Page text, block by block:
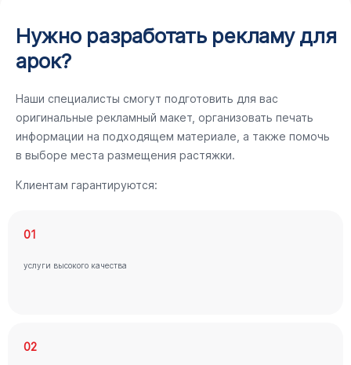
Нужно разработать рекламу для
арок?
Наши специалисты смогут подготовить для вас
оригинальные рекламный макет, организовать печать
информации на подходящем материале, а также помочь
в выборе места размещения растяжки.
Клиентам гарантируются:
01
услуги высокого качества
02